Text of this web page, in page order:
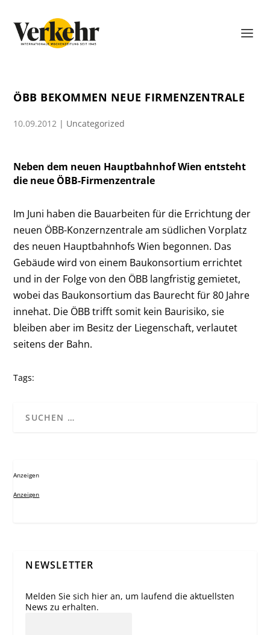
ÖBB BEKOMMEN NEUE FIRMENZENTRALE
10.09.2012 | Uncategorized
Neben dem neuen Hauptbahnhof Wien entsteht
die neue ÖBB-Firmenzentrale
Im Juni haben die Bauarbeiten für die Errichtung der
neuen ÖBB-Konzernzentrale am südlichen Vorplatz
des neuen Hauptbahnhofs Wien begonnen. Das
Gebäude wird von einem Baukonsortium errichtet
und in der Folge von den ÖBB langfristig gemietet,
wobei das Baukonsortium das Baurecht für 80 Jahre
innehat. Die ÖBB trifft somit kein Baurisiko, sie
bleiben aber im Besitz der Liegenschaft, verlautet
seitens der Bahn.
Tags:
Anzeigen
Anzeigen
NEWSLETTER
Melden Sie sich hier an, um laufend die aktuellsten
News zu erhalten.